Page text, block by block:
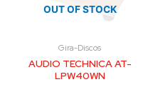
OUT OF STOCK
Gira-Discos
AUDIO TECHNICA AT-
LPW40WN